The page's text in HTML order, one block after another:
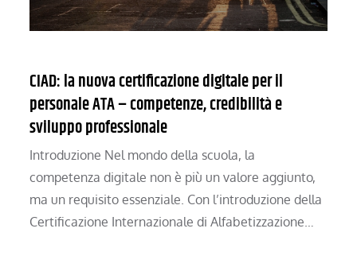
CIAD: la nuova certificazione digitale per il
personale ATA – competenze, credibilità e
sviluppo professionale
Introduzione Nel mondo della scuola, la
competenza digitale non è più un valore aggiunto,
ma un requisito essenziale. Con l’introduzione della
Certificazione Internazionale di Alfabetizzazione…